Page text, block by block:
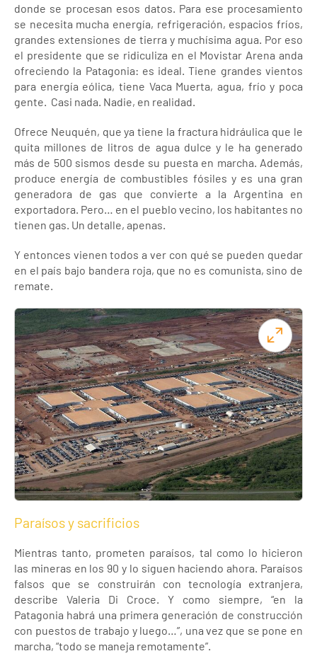
donde se procesan esos datos. Para ese procesamiento
se necesita mucha energía, refrigeración, espacios fríos,
grandes extensiones de tierra y muchísima agua. Por eso
el presidente que se ridiculiza en el Movistar Arena anda
ofreciendo la Patagonia: es ideal. Tiene grandes vientos
para energía eólica, tiene Vaca Muerta, agua, frío y poca
gente. Casi nada. Nadie, en realidad.
Ofrece Neuquén, que ya tiene la fractura hidráulica que le
quita millones de litros de agua dulce y le ha generado
más de 500 sismos desde su puesta en marcha. Además,
produce energía de combustibles fósiles y es una gran
generadora de gas que convierte a la Argentina en
exportadora. Pero… en el pueblo vecino, los habitantes no
tienen gas. Un detalle, apenas.
Y entonces vienen todos a ver con qué se pueden quedar
en el país bajo bandera roja, que no es comunista, sino de
remate.
Paraísos y sacrificios
Mientras tanto, prometen paraísos, tal como lo hicieron
las mineras en los 90 y lo siguen haciendo ahora. Paraísos
falsos que se construirán con tecnología extranjera,
describe Valeria Di Croce. Y como siempre, “en la
Patagonia habrá una primera generación de construcción
con puestos de trabajo y luego…”, una vez que se pone en
marcha, “todo se maneja remotamente”.